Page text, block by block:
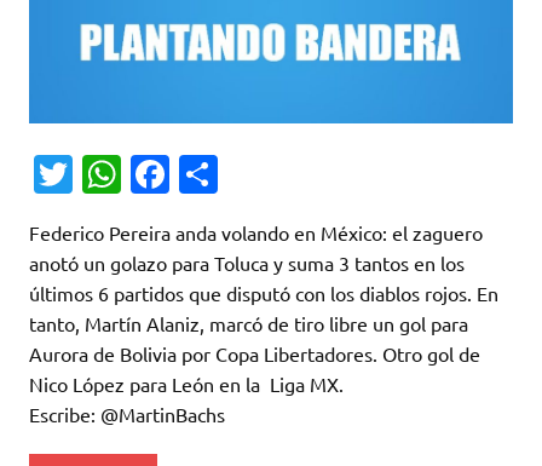
T
it
te
r
W
at
s
A
p
p
Fa
e
b
o
o
k
m
p
ar
ti
r
Federico Pereira anda volando en México: el zaguero
anotó un golazo para Toluca y suma 3 tantos en los
últimos 6 partidos que disputó con los diablos rojos. En
tanto, Martín Alaniz, marcó de tiro libre un gol para
Aurora de Bolivia por Copa Libertadores. Otro gol de
Nico López para León en la Liga MX.
Escribe: @MartinBachs